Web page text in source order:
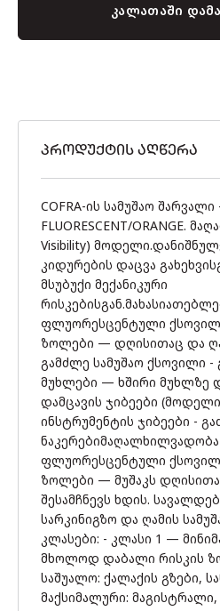
კალათაში
ᲞᲠᲝᲓᲣᲥᲢᲘᲡ ᲐᲦᲬᲔᲠᲐ
COFRA-ის სამუშაო შარვალი
FLUORESCENT/ORANGE.
Visibility)
კიდურების დაცვა
მსუბუქი მექანიკური
ფლუორესცენტული
ზოლები — დღისითაც და
გამძლე სამუშაო ქსოვილი
მუხლები — ხშირი მუხლზე
დამცავის ჯიბეები
ინსტრუმენტის ჯიბეები -
ნაკერებიმაღალხილვადობა
ფლუორესცენტული
ზოლები — მუშაკს
შესამჩნევს ხდის.
სარკინიგზო და ღამის
კლასები: - კლასი 1 —
მხოლოდ დაბალი რისკის
საშუალო: ქალაქის გზები,
მაქსიმალური: მაგისტრალი,